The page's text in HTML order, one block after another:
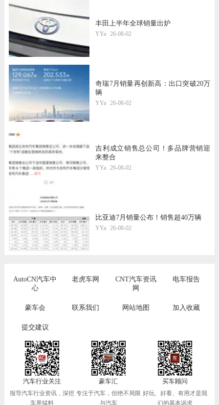
丰田上半年全球销量出炉
YYa 26-08-02
奇瑞7月销量再创新高：出口突破20万
辆
YYa 26-08-02
吉利成立销售总公司！多品牌营销迎
来整合
YYa 26-08-02
比亚迪7月销量公布！销售超40万辆
YYa 26-08-02
AutoCN汽车中
心
老虎车网
CNT汽车资讯
网
电车报告
豪车会 联系我们 网站地图 加入收藏
提交建议
汽车行业关注
报导汽车行业资讯，深挖
车界猛料
豪车汇
专注于汽车，但绝不局限
与汽车
买车顾问
好玩、好看、有用才是我
们的基本诉求